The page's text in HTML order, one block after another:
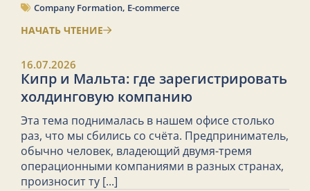
Company Formation, E-commerce
НАЧАТЬ ЧТЕНИЕ
16.07.2026
Кипр и Мальта: где зарегистрировать
холдинговую компанию
Эта тема поднималась в нашем офисе столько
раз, что мы сбились со счёта. Предприниматель,
обычно человек, владеющий двумя-тремя
операционными компаниями в разных странах,
произносит ту [...]